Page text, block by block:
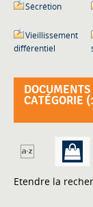
Sécrétion
Vieillissement
différentiel
CATÉGORIE (
Etendre la